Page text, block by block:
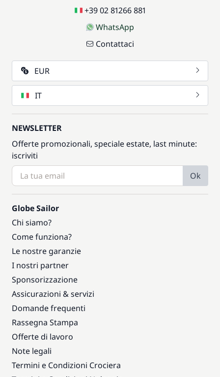
+39 02 81266 881
WhatsApp
Contattaci
EUR
IT
NEWSLETTER
Offerte promozionali, speciale estate, last minute:
iscriviti
Ok
Globe Sailor
Chi siamo?
Come funziona?
Le nostre garanzie
I nostri partner
Sponsorizzazione
Assicurazioni & servizi
Domande frequenti
Rassegna Stampa
Offerte di lavoro
Note legali
Termini e Condizioni Crociera